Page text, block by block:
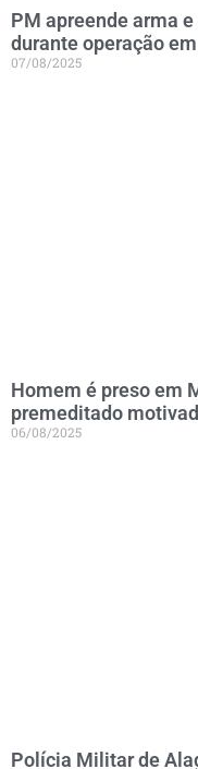
PM apreende arma
durante operação
07/08/2025
Homem é preso em
premeditado
06/08/2025
Polícia Militar de